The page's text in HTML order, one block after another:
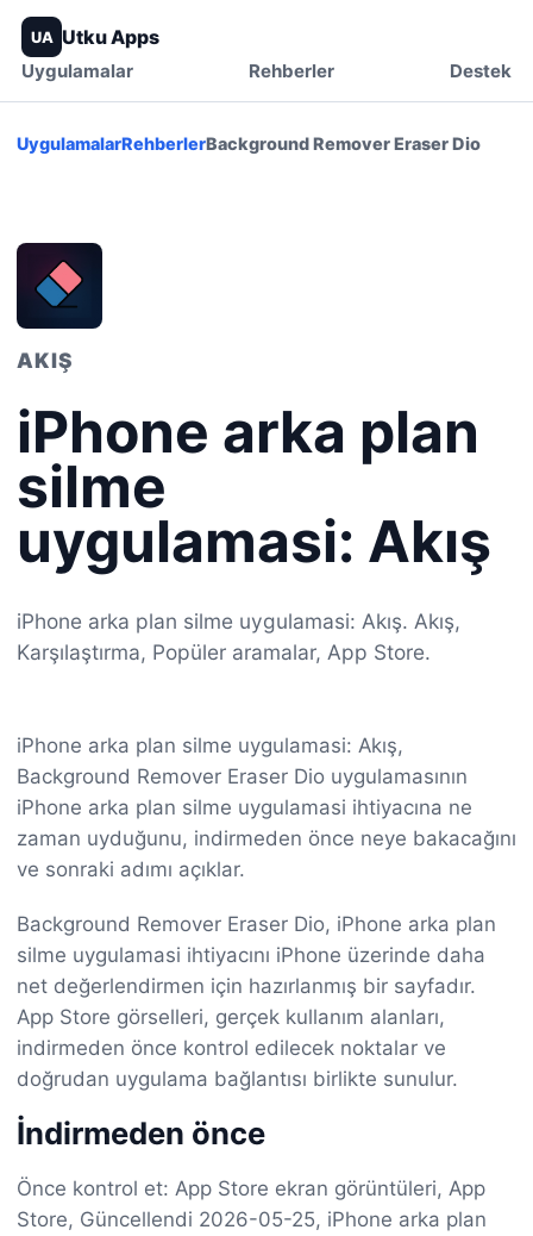
UA Utku Apps
Uygulamalar Rehberler Destek
UygulamalarRehberlerBackground Remover Eraser Dio
AKIŞ
iPhone arka plan
silme
uygulamasi: Akış
iPhone arka plan silme uygulamasi: Akış. Akış,
Karşılaştırma, Popüler aramalar, App Store.
iPhone arka plan silme uygulamasi: Akış,
Background Remover Eraser Dio uygulamasının
iPhone arka plan silme uygulamasi ihtiyacına ne
zaman uyduğunu, indirmeden önce neye bakacağını
ve sonraki adımı açıklar.
Background Remover Eraser Dio, iPhone arka plan
silme uygulamasi ihtiyacını iPhone üzerinde daha
net değerlendirmen için hazırlanmış bir sayfadır.
App Store görselleri, gerçek kullanım alanları,
indirmeden önce kontrol edilecek noktalar ve
doğrudan uygulama bağlantısı birlikte sunulur.
İndirmeden önce
Önce kontrol et: App Store ekran görüntüleri, App
Store, Güncellendi 2026-05-25, iPhone arka plan